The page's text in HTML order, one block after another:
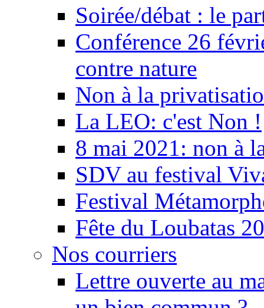
Soirée/débat : le
Conférence 26
contre nature
Non à la
La LEO: c'est Non !
8 mai 2021: non à
SDV au festival
Festival
Fête du Loubatas
Nos courriers
Lettre ouverte au